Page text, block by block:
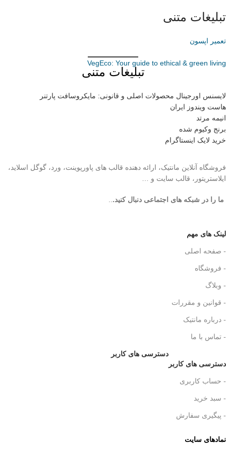
تبلیغات متنی
تعمیر اپسون
VegEco: Your guide to ethical & green living
تبلیغات متنی
لایسنس اورجینال محصولات اصلی و قانونی: مایکروسافت پارتنر
هاست ویندوز ایران
انیمه مرتد
برنج وکیوم شده
خرید لایک اینستاگرام
فروشگاه آنلاین مانتیک، ارائه دهنده قالب های پاورپوینت، ورد، گوگل اسلاید،
ایلاستریتور، قالب سایت و …
ما را در شبکه های اجتماعی دنبال کنید...
لینک های مهم
- صفحه اصلی
- فروشگاه
- وبلاگ
- قوانین و مقررات
- درباره مانتیک
- تماس با ما
دسترسی های کاربر
دسترسی های کاربر
- حساب کاربری
- سبد خرید
- پیگیری سفارش
نمادهای سایت